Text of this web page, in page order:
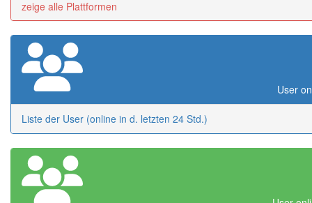
zeige alle Plattformen
User
Liste der User (online in d. letzten 24 Std.)